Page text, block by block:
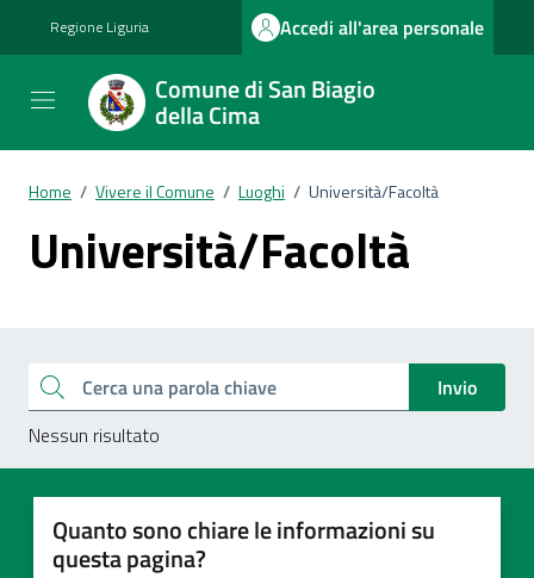
Regione Liguria Accedi all'area personale
Comune di San Biagio
della Cima
Home / Vivere il Comune / Luoghi / Università/Facoltà
Università/Facoltà
Esplora tutti i documenti
Cerca una parola chiave
Invio
Nessun risultato
Quanto sono chiare le informazioni su
questa pagina?